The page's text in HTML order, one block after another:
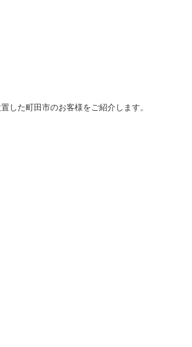
した町田市のお客様をご紹介します。